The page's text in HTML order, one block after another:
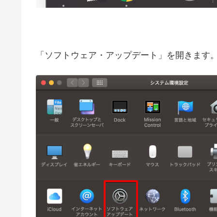
「ソフトウェア・アップデート」を開きます